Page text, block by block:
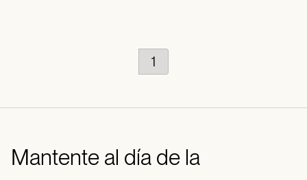
1
Mantente al día de la